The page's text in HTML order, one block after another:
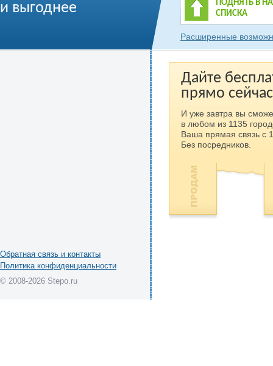
и выгоднее
ПОДНЯТЬ В
СПИСКА
Расширенные
Дайте
прямо
И уже завтра вы
в любом из 1135
Ваша прямая связь с
Без посредников.
Обратная связь и контакты
Политика конфиденциальности
© 2008-2026 Stepo.ru